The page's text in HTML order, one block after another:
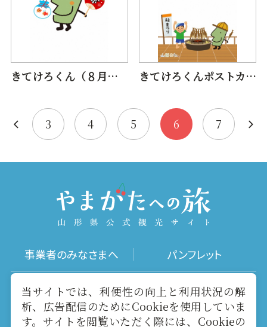
きてけろくん（８月おまつり） きてけろくんポストカード（９月鮎まつり）
3 4 5 6 7
事業者のみなさまへ パンフレット
写真ダウンロード 動画ギャラリー
お役立ちリンク 当サイトについて
当サイトでは、利便性の向上と利用状況の解
析、広告配信のためにCookieを使用していま
す。サイトを閲覧いただく際には、Cookieの